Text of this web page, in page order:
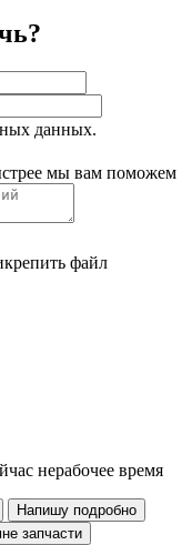
данных.
мы вам поможем
файл
нерабочее время
Напишу подробно
запчасти